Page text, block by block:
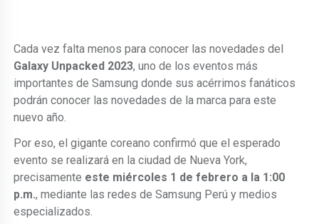
Cada vez falta menos para conocer las novedades del
Galaxy Unpacked 2023, uno de los eventos más
importantes de Samsung donde sus acérrimos fanáticos
podrán conocer las novedades de la marca para este
nuevo año.
Por eso, el gigante coreano confirmó que el esperado
evento se realizará en la ciudad de Nueva York,
precisamente este miércoles 1 de febrero a la 1:00
p.m., mediante las redes de Samsung Perú y medios
especializados.